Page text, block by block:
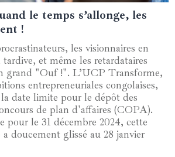
le temps s’allonge, les
!
les visionnaires en
et même les retardataires
grand "Ouf !". L’UCP Transforme,
entrepreneuriales congolaises,
date limite pour le dépôt des
de plan d'affaires (COPA).
pour le 31 décembre 2024, cette
doucement glissé au 28 janvier